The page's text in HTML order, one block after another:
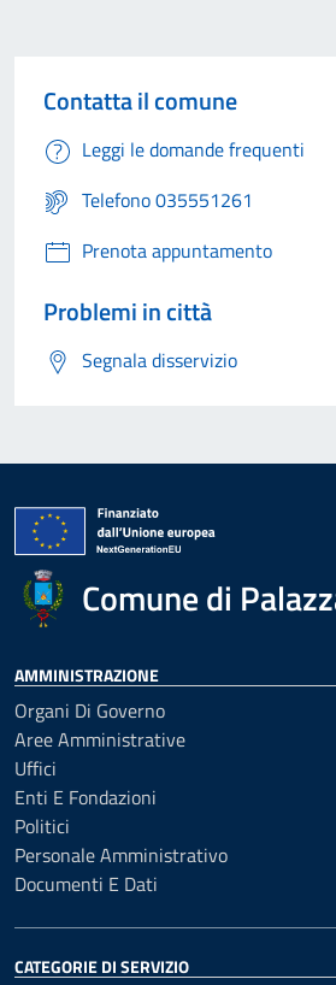
Contatta il comune
Leggi le domande frequenti
Telefono 035551261
Prenota appuntamento
Problemi in città
Segnala disservizio
Comune di
AMMINISTRAZIONE
Organi Di Governo
Aree Amministrative
Uffici
Enti E Fondazioni
Politici
Personale Amministrativo
Documenti E Dati
CATEGORIE DI SERVIZIO